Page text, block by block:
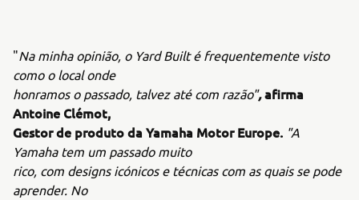
"Na minha opinião, o Yard Built é frequentemente visto
como o local onde
honramos o passado, talvez até com razão",afirma
Antoine Clémot,
Gestor de produto da Yamaha Motor Europe. "A
Yamaha tem um passado muito
rico, com designs icónicos e técnicas com as quais se pode
aprender. No